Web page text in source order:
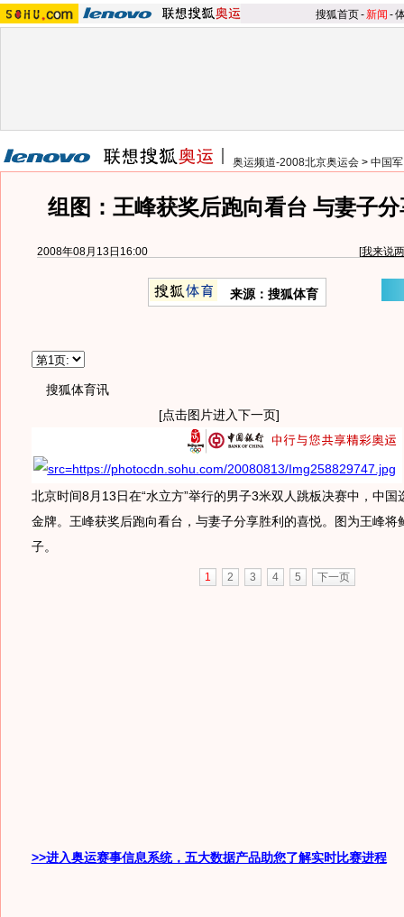
搜狐首页-新闻 -
奥运频道-2008北京奥运会 > 中国
组图：王峰获奖后跑向看台 与妻子
2008年08月13日16:00 [我来说
来源：搜狐体育
搜狐体育讯
[点击图片进入下一页]
北京时间8月13日在“水立方”举行的男子3米双人跳板决赛中，中国
金牌。王峰获奖后跑向看台，与妻子分享胜利的喜悦。图为王峰将
子。
1 2 3 4 5 下一页
>>进入奥运赛事信息系统，五大数据产品助您了解实时比赛进程